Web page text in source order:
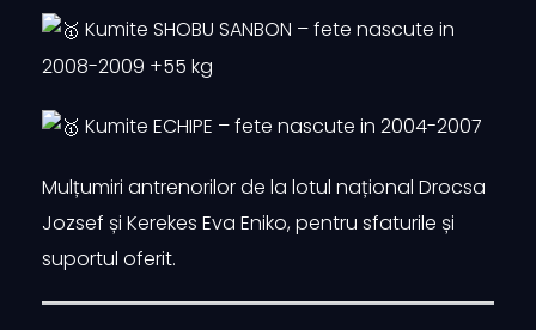
Kumite SHOBU SANBON – fete nascute in
2008-2009 +55 kg
Kumite ECHIPE – fete nascute in 2004-2007
Mulțumiri antrenorilor de la lotul național Drocsa
Jozsef și Kerekes Eva Eniko, pentru sfaturile și
suportul oferit.